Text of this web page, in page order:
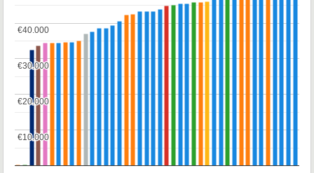
€10.000
€10.000
€20.000
€20.000
€30.000
€30.000
€40.000
€40.000